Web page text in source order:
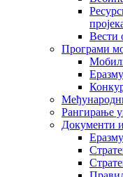
Вести
Програми
Рангирање
Документи